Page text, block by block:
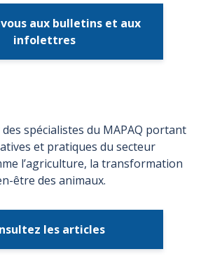
aux bulletins et aux
infolettres
spécialistes du MAPAQ portant
et pratiques du secteur
l’agriculture, la transformation
être des animaux.
les articles